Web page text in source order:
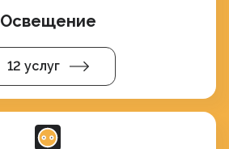
Освещение
12 услуг